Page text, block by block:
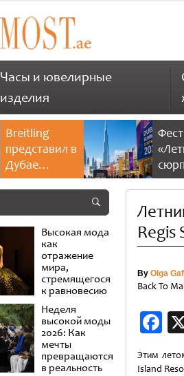
Часы и ювелирные
изделия
Breitling
представил в
Дубае
культовую
Chronomat
Высокая мода
как
отражение
мира,
стремящегося
к равновесию
Неделя
высокой моды
2026: Как
мечты
превращаются
в реальность
Regis
By Olga
Back To
Этим
Island